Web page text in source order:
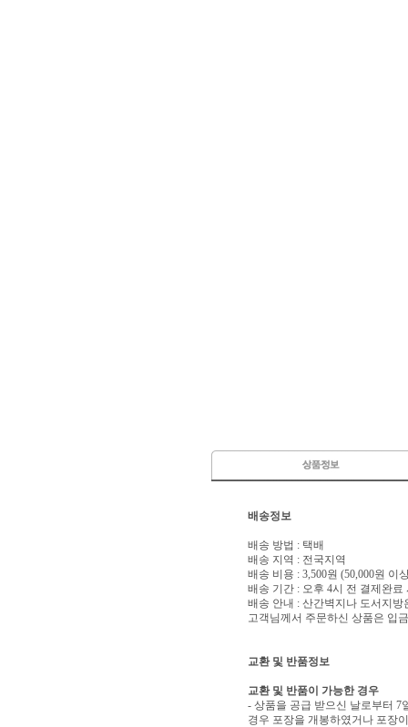
배송정보
배송 방법 : 택배
배송 지역 : 전국지역
배송 비용 : 3,500원 (50,000원 이
배송 기간 : 오후 4시 전 결제완료
배송 안내 : 산간벽지나 도서지
고객님께서 주문하신 상품은 입
교환 및 반품정보
교환 및 반품이 가능한 경우
- 상품을 공급 받으신 날로부터 7
경우 포장을 개봉하였거나 포장